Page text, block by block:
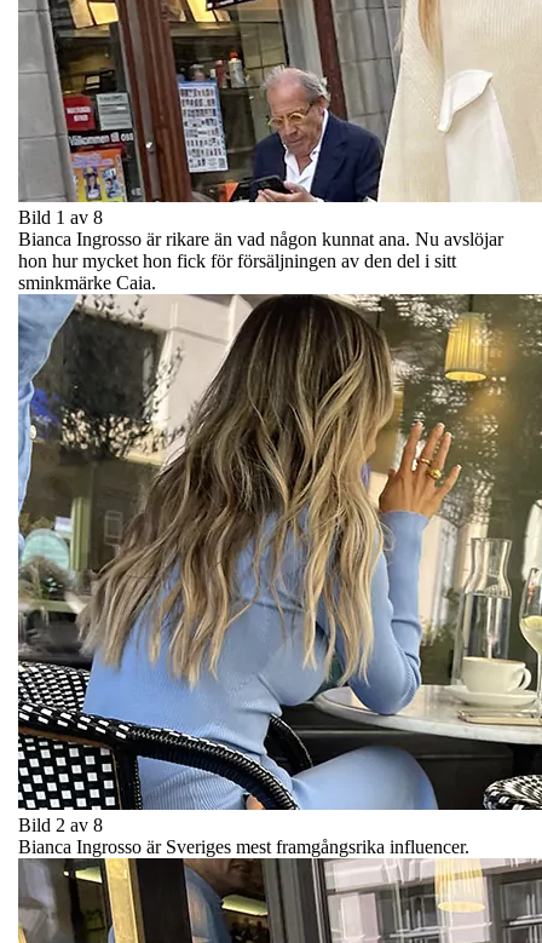
Bild 1 av 8
Bianca Ingrosso är rikare än vad någon kunnat ana. Nu avslöjar
hon hur mycket hon fick för försäljningen av den del i sitt
sminkmärke Caia.
Bild 2 av 8
Bianca Ingrosso är Sveriges mest framgångsrika influencer.